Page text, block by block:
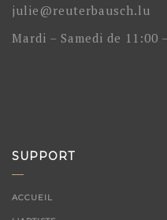
julie@reuterbausch.lu
Mardi – Samedi de 11:00
SUPPORT
ACCUEIL